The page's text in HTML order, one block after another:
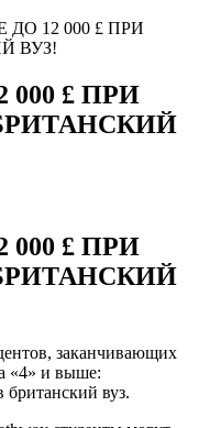
12 000 £ ПРИ
ВУЗ!
£ ПРИ
£ ПРИ
заканчивающих
«4» и выше:
британский вуз.